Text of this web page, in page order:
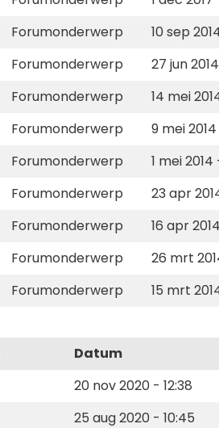
Forumonderwerp
10 sep
Forumonderwerp
27 jun
Forumonderwerp
14 mei
Forumonderwerp
9 mei 2014
Forumonderwerp
1 mei 2014
Forumonderwerp
23 apr
Forumonderwerp
16 apr
Forumonderwerp
26 mrt
Forumonderwerp 15 mrt
Datum
20 nov 2020 - 12:38
25 aug 2020 - 10:45